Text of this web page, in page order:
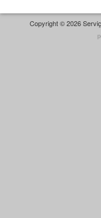
Copyright © 2026